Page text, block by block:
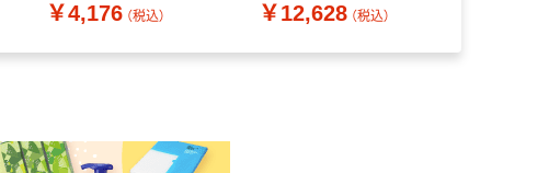
送品）
￥4,176 （税込） ￥12,628 （税込）